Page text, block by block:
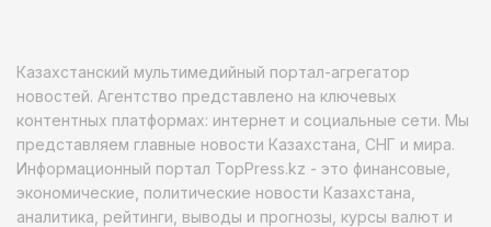
Казахстанский мультимедийный портал-агрегатор
новостей. Агентство представлено на ключевых
контентных платформах: интернет и социальные сети. Мы
представляем главные новости Казахстана, СНГ и мира.
Информационный портал TopPress.kz - это финансовые,
экономические, политические новости Казахстана,
аналитика, рейтинги, выводы и прогнозы, курсы валют и